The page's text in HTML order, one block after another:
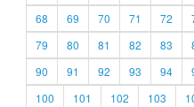
68
69 70 71 72
79
80 81 82 83
90
91 92 93 94
100
101 102 103